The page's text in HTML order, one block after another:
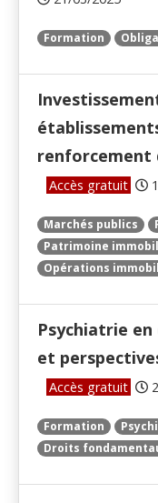
Formation
renforcement
Accès gratuit
Marchés publics
Patrimoine
Opérations
Psychiatrie
et
Accès gratuit
Formation
Droits